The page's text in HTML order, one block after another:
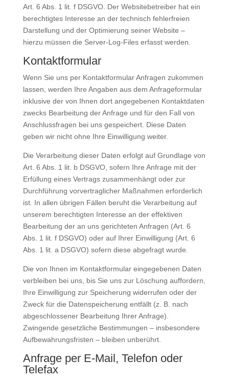
Art. 6 Abs. 1 lit. f DSGVO. Der Websitebetreiber hat ein
berechtigtes Interesse an der technisch fehlerfreien
Darstellung und der Optimierung seiner Website –
hierzu müssen die Server-Log-Files erfasst werden.
Kontaktformular
Wenn Sie uns per Kontaktformular Anfragen zukommen
lassen, werden Ihre Angaben aus dem Anfrageformular
inklusive der von Ihnen dort angegebenen Kontaktdaten
zwecks Bearbeitung der Anfrage und für den Fall von
Anschlussfragen bei uns gespeichert. Diese Daten
geben wir nicht ohne Ihre Einwilligung weiter.
Die Verarbeitung dieser Daten erfolgt auf Grundlage von
Art. 6 Abs. 1 lit. b DSGVO, sofern Ihre Anfrage mit der
Erfüllung eines Vertrags zusammenhängt oder zur
Durchführung vorvertraglicher Maßnahmen erforderlich
ist. In allen übrigen Fällen beruht die Verarbeitung auf
unserem berechtigten Interesse an der effektiven
Bearbeitung der an uns gerichteten Anfragen (Art. 6
Abs. 1 lit. f DSGVO) oder auf Ihrer Einwilligung (Art. 6
Abs. 1 lit. a DSGVO) sofern diese abgefragt wurde.
Die von Ihnen im Kontaktformular eingegebenen Daten
verbleiben bei uns, bis Sie uns zur Löschung auffordern,
Ihre Einwilligung zur Speicherung widerrufen oder der
Zweck für die Datenspeicherung entfällt (z. B. nach
abgeschlossener Bearbeitung Ihrer Anfrage).
Zwingende gesetzliche Bestimmungen – insbesondere
Aufbewahrungsfristen – bleiben unberührt.
Anfrage per E-Mail, Telefon oder
Telefax